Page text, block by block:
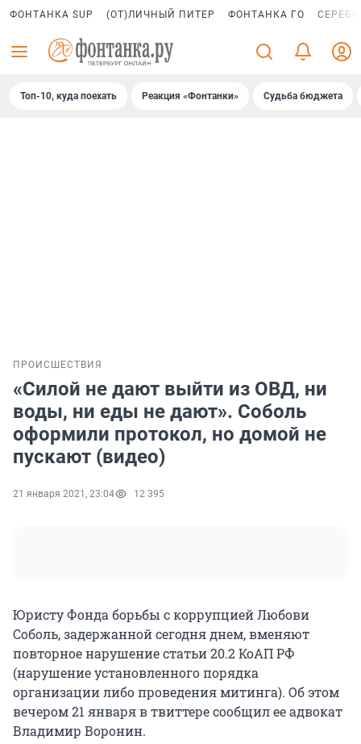
ФОНТАНКА SUP (ОТ)ЛИЧНЫЙ ПИТЕР ФОНТАНКА ГО
Топ-10, куда поехать Реакция «Фонтанки» Судьба бюджета
ПРОИСШЕСТВИЯ
«Силой не дают выйти из ОВД, ни
воды, ни еды не дают». Соболь
оформили протокол, но домой не
пускают (видео)
21 января 2021, 23:04 12 395
Юристу Фонда борьбы с коррупцией Любови
Соболь, задержанной сегодня днем, вменяют
повторное нарушение статьи 20.2 КоАП РФ
(нарушение установленного порядка
организации либо проведения митинга). Об этом
вечером 21 января в твиттере сообщил ее адвокат
Владимир Воронин.